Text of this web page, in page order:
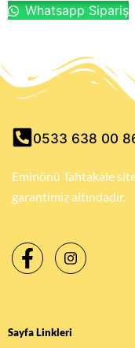
Whatsapp Sipariş
0533 638 00
Eminönü Tahtakale
garantimiz altındadır.
Sayfa Linkleri